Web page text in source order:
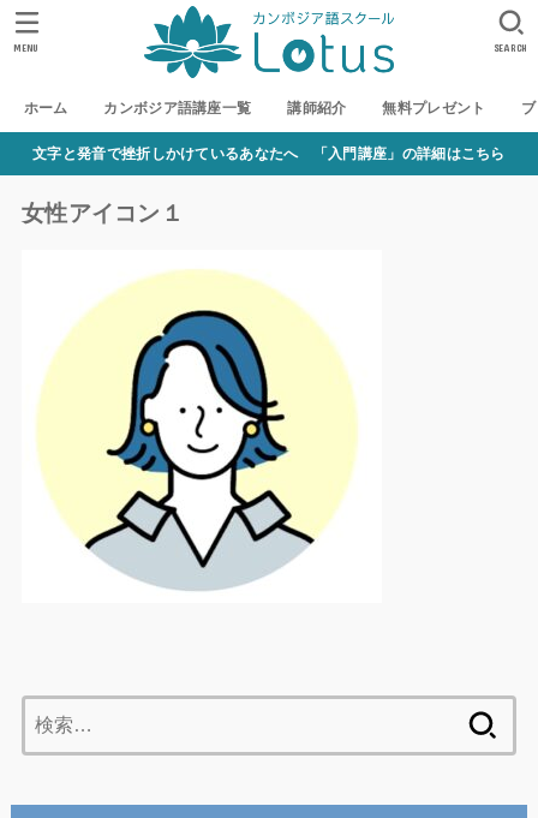
ホーム カンボジア語講座一覧 講師紹介 無料プレゼント
SEARCH
MENU
文字と発音で挫折しかけているあなたへ 「入門講座」の詳細はこちら
女性アイコン１
索: